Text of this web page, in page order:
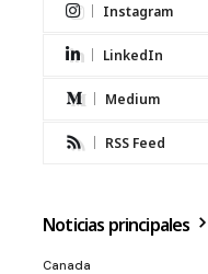
Instagram
LinkedIn
Medium
RSS Feed
Noticias principales
Canada